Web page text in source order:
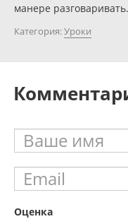
манере
Категория:Уроки
Оценка